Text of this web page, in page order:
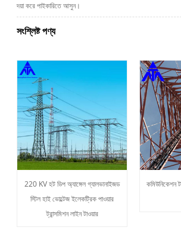
দয়া করে পাইকারিতে আসুন।
সংশ্লিষ্ট পণ্য
220 KV হট ডিপ অ্যাঙ্গেল গ্যালভানাইজড
স্টিল হাই ভোল্টেজ ইলেকট্রিক পাওয়ার
ট্রান্সমিশন লাইন টাওয়ার
কমিউনিকেশন